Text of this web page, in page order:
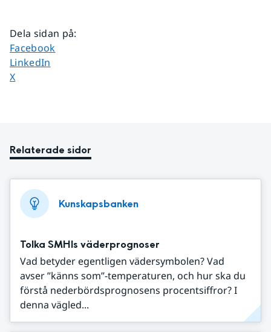
Dela sidan på:
Dela sidan på
Facebook
Dela sidan på
LinkedIn
Dela sidan på
X
Relaterade sidor
Kunskapsbanken
Tolka SMHIs väderprognoser
Vad betyder egentligen vädersymbolen? Vad
avser ”känns som”-temperaturen, och hur ska du
förstå nederbördsprognosens procentsiffror? I
denna vägled...